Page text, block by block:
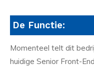
De Functie:
Momenteel telt dit
huidige Senior Front-